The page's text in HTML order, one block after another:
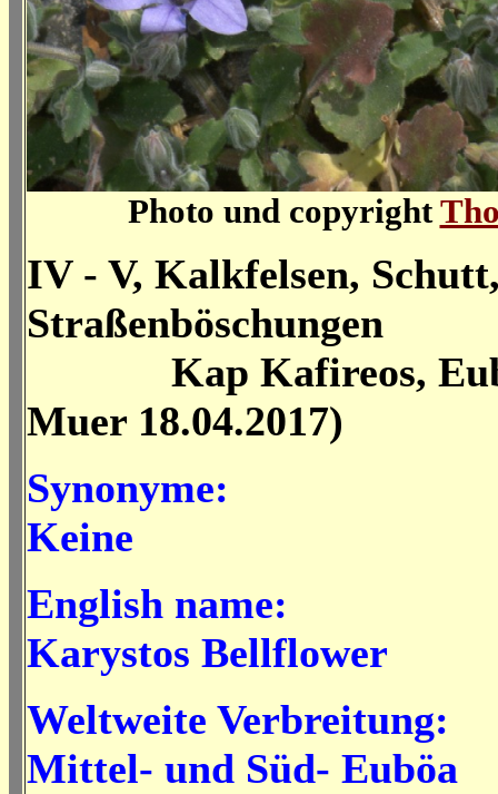
Photo und copyright
IV - V, Kalkfelsen,
Straßenböschungen
Kap Kafireos,
Muer 18.04.2017)
Synonyme:
Keine
English name:
Karystos Bellflower
Weltweite Verbreitung:
Mittel- und Süd- Euböa